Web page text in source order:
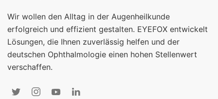
Wir wollen den Alltag in der Augenheilkunde
erfolgreich und effizient gestalten. EYEFOX entwickelt
Lösungen, die Ihnen zuverlässig helfen und der
deutschen Ophthalmologie einen hohen Stellenwert
verschaffen.